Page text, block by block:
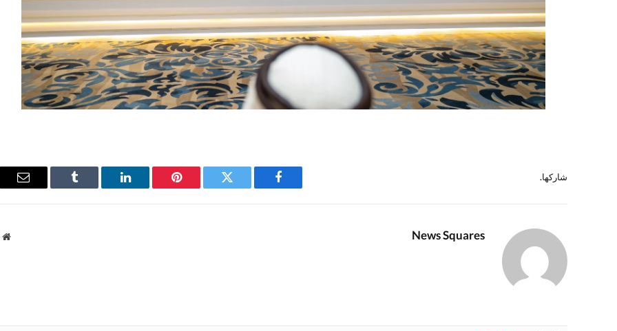
شاركها.
فيسبوك تويتر بينتيريستلينكدإن Tumblr
البريد
News Squares